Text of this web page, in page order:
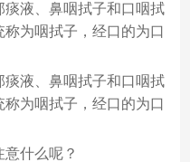
液、鼻咽拭子和口咽拭
为咽拭子，经口的为口
液、鼻咽拭子和口咽拭
为咽拭子，经口的为口
什么呢？